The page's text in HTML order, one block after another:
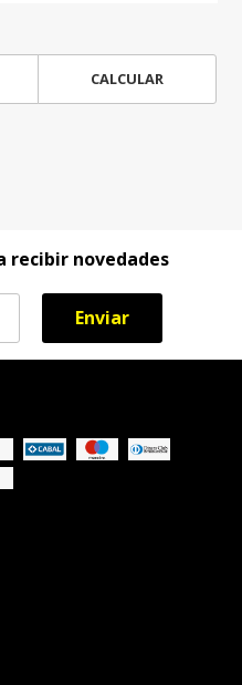
CALCULAR
recibir novedades
Enviar